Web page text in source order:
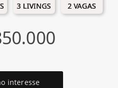
3 LIVINGS 2 VAGAS
interesse